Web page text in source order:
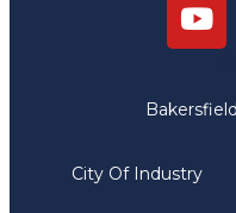
Bakersfield
City Of Industry